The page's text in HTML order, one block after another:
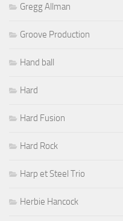
Gregg Allman
Groove Production
Hand ball
Hard
Hard Fusion
Hard Rock
Harp et Steel Trio
Herbie Hancock